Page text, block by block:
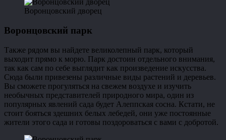
Воронцовский дворец
Воронцовский парк
Также рядом вы найдете великолепный парк, который
выходит прямо к морю. Парк достоин отдельного внимания,
так как сам по себе выглядит как произведение искусства.
Сюда были привезены различные виды растений и деревьев.
Вы сможете прогуляться на свежем воздухе и изучить
необычных представителей природного мира, один из
популярных явлений сада будет Алеппская сосна. Кстати, не
стоит бояться здешних белых лебедей, они уже постоянные
жители этого сада и готовы поздороваться с вами с добротой.